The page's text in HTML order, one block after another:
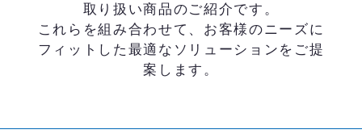
取り扱い商品のご紹介です。
これらを組み合わせて、お客様のニーズに
フィットした最適なソリューションをご提
案します。